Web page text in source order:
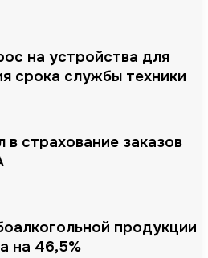
на устройства для
срока службы техники
страхование заказов
продукции
на 46,5%